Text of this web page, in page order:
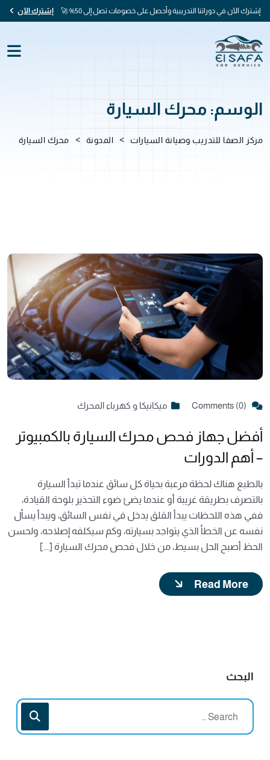
إشترك الآن في دوراتنا التدريبية وأحصل على خصومات تصل إلى 50% 🚀 إشترك الآن
الوسم: محرك السيارة
مركز الصفا للتدريب وصيانة السيارات > المدونة > محرك السيارة
ميكانيكا و كهرباء المحرك
أفضل جهاز فحص محرك السيارة بالكمبيوتر
– أهم الدورات
بالطبع هناك لحظة مرعبة بحياة كل سائق عندما تبدأ السيارة
بالتصرف بطريقة غريبة أو عندما يضئ ضوء التحذير بلوحة القيادة،
ففي هذه اللحظات يبدأ القلق يدخل في نفس السائق، ويبدأ يسأل
نفسه عن الخطأ الذي يتواجد بسيارته، وكم سيكلفه إصلاحه، ولحسن
الحظ أصبح الحل بسيط، من خلال فحص محرك السيارة [...]
Read More
البحث